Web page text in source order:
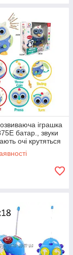
іграшка
батар., звуки
очі крутяться
см